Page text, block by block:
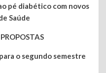
pé diabético com novos
Saúde
o segundo semestre